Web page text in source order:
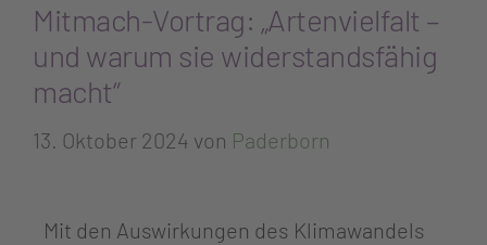
Mitmach-Vortrag: „Artenvielfalt –
und warum sie widerstandsfähig
macht“
13. Oktober 2024 von Paderborn
Mit den Auswirkungen des Klimawandels